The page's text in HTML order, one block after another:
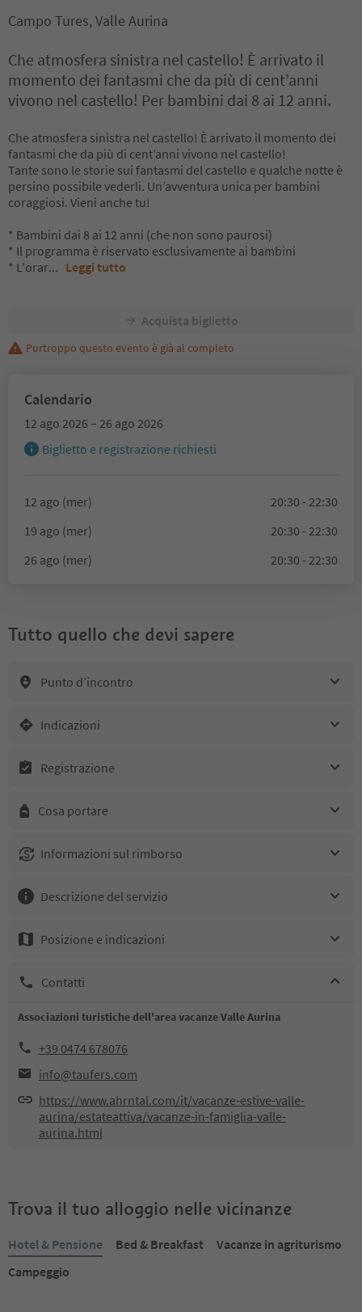
Campo Tures, Valle Aurina
Che atmosfera sinistra nel castello! È arrivato il
momento dei fantasmi che da più di cent’anni
vivono nel castello! Per bambini dai 8 ai 12 anni.
Che atmosfera sinistra nel castello! È arrivato il momento dei
fantasmi che da più di cent’anni vivono nel castello!
Tante sono le storie sui fantasmi del castello e qualche notte è
persino possibile vederli. Un’avventura unica per bambini
coraggiosi. Vieni anche tu!
* Bambini dai 8 ai 12 anni (che non sono paurosi)
* Il programma è riservato esclusivamente ai bambini
* L'orar... Leggi tutto
Acquista biglietto
Purtroppo questo evento è già al completo
Calendario
12 ago 2026 – 26 ago 2026
Biglietto e registrazione richiesti
12 ago (mer)
20:30 - 22:30
19 ago (mer)
20:30 - 22:30
26 ago (mer)
20:30 - 22:30
Tutto quello che devi sapere
Punto d’incontro
Indicazioni
Registrazione
Cosa portare
Informazioni sul rimborso
Descrizione del servizio
Posizione e indicazioni
Contatti
Associazioni turistiche dell'area vacanze Valle Aurina
+39 0474 678076
info@taufers.com
https://www.ahrntal.com/it/vacanze-estive-valle-
aurina/estateattiva/vacanze-in-famiglia-valle-
aurina.html
Trova il tuo alloggio nelle vicinanze
Hotel & Pensione Bed & Breakfast
Vacanze in agriturismo
Campeggio